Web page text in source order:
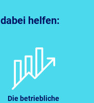
helfen:
Die betriebliche